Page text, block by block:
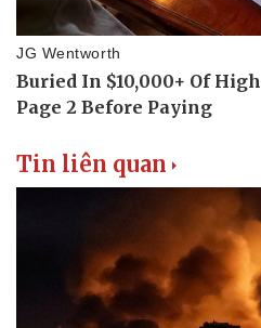
Tin liên quan